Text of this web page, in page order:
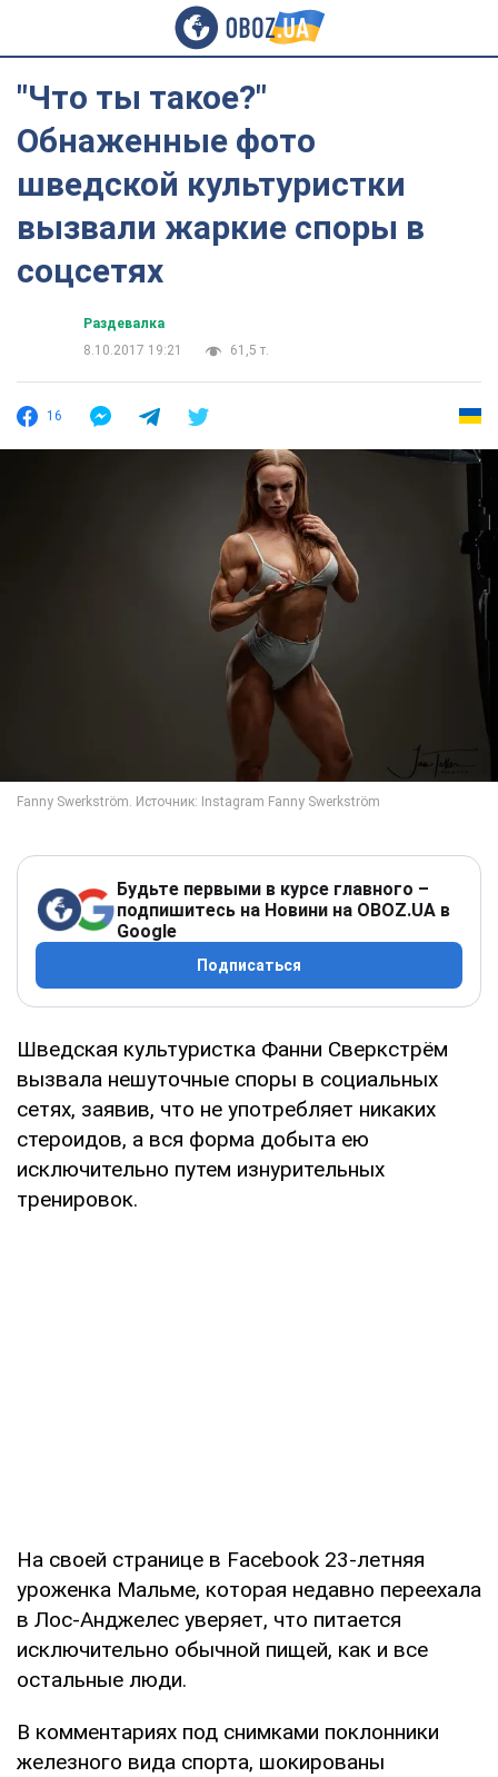
"Что ты такое?"
Обнаженные фото
шведской культуристки
вызвали жаркие споры в
соцсетях
Раздевалка
8.10.2017 19:21
61,5 т.
16
Будьте первыми в курсе главного –
подпишитесь на Новини на OBOZ.UA в
Google
Подписаться
Шведская культуристка Фанни Сверкстрём
вызвала нешуточные споры в социальных
сетях, заявив, что не употребляет никаких
стероидов, а вся форма добыта ею
исключительно путем изнурительных
тренировок.
На своей странице в Facebook 23-летняя
уроженка Мальме, которая недавно переехала
в Лос-Анджелес уверяет, что питается
исключительно обычной пищей, как и все
остальные люди.
В комментариях под снимками поклонники
железного вида спорта, шокированы